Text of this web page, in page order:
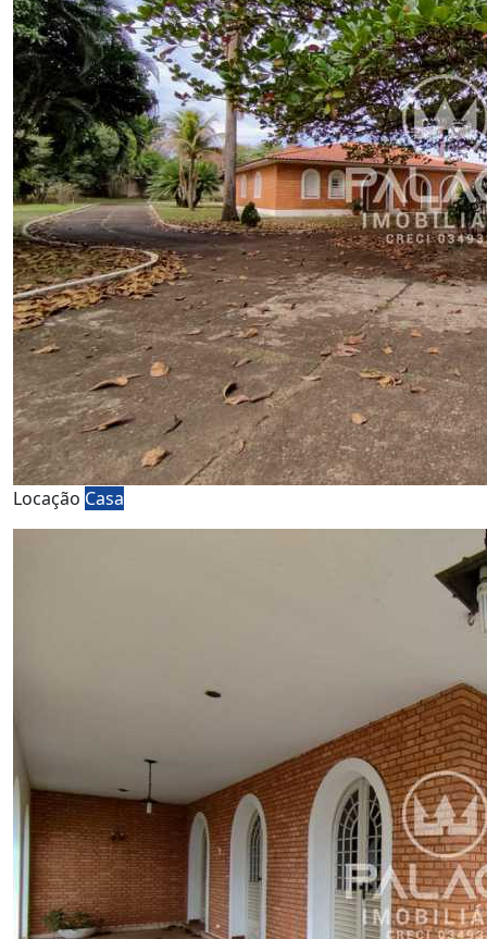
Locação Casa